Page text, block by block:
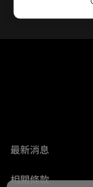
最新消息
相關條款